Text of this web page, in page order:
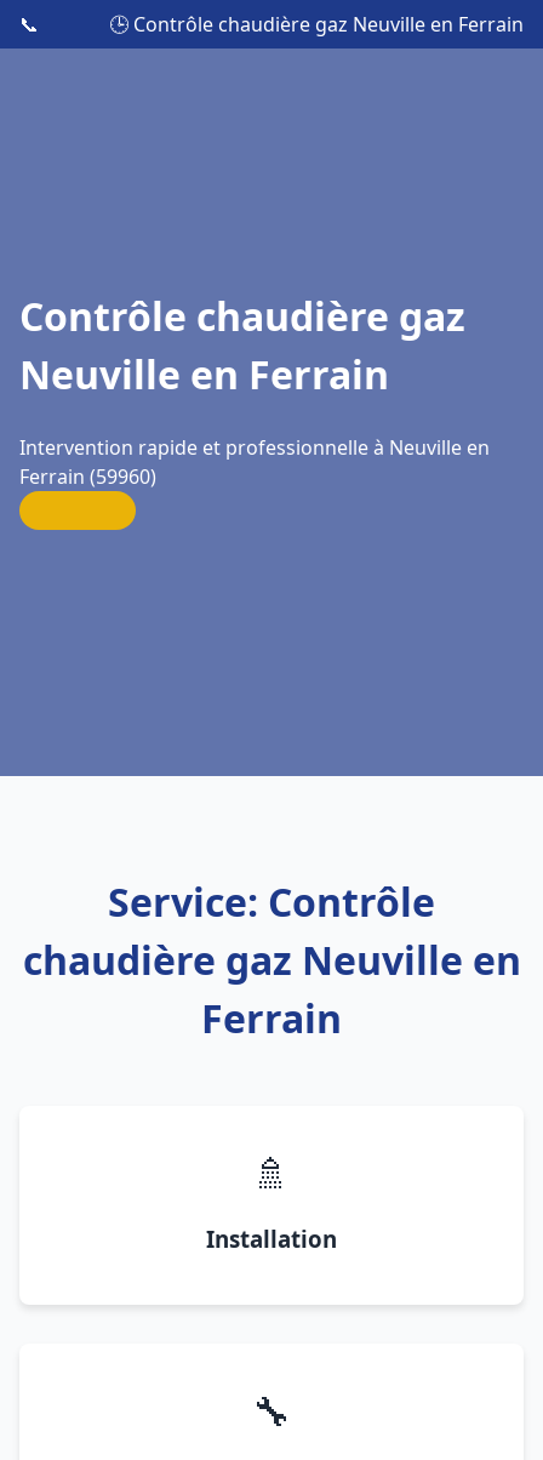
📞 🕒 Contrôle chaudière gaz Neuville en Ferrain
Contrôle chaudière gaz
Neuville en Ferrain
Intervention rapide et professionnelle à Neuville en
Ferrain (59960)
Service: Contrôle
chaudière gaz Neuville en
Ferrain
🚿
Installation
🔧